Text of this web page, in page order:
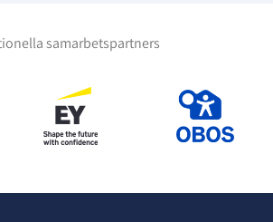
samarbetspartners